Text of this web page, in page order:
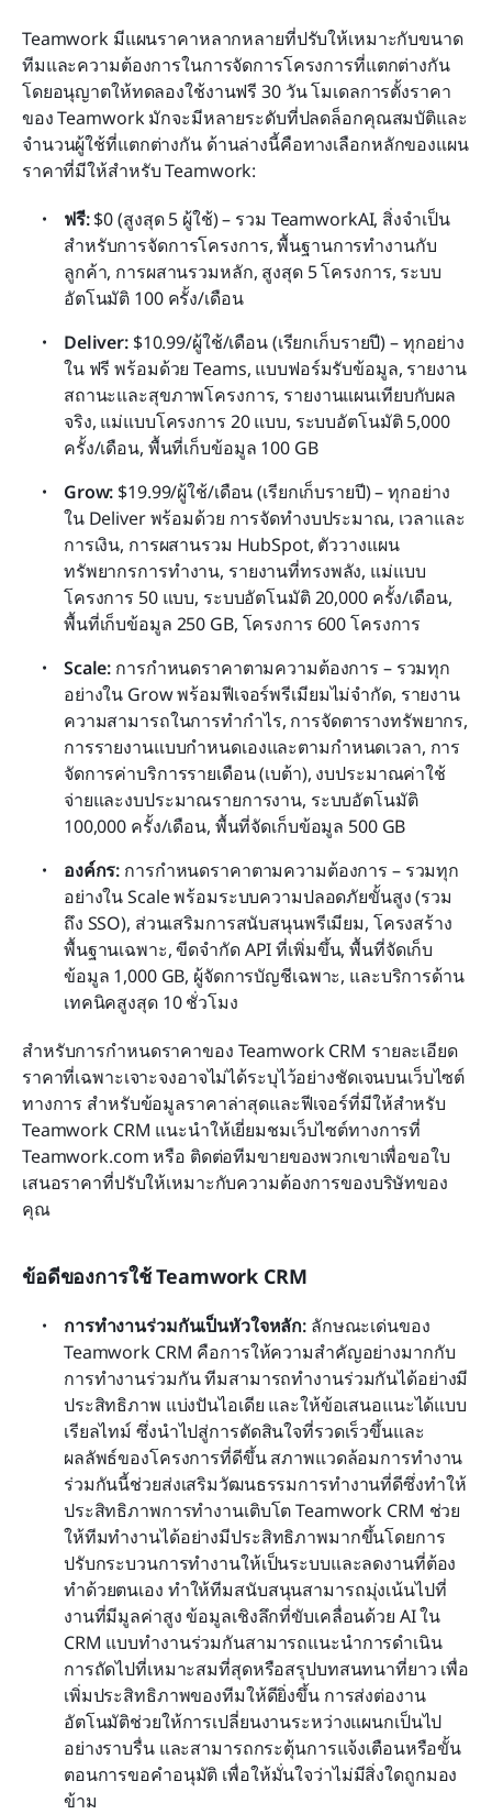
Teamwork มีแผนราคาหลากหลายที่ปรับให้เหมาะกับขนาด
ทีมและความต้องการในการจัดการโครงการที่แตกต่างกัน
โดยอนุญาตให้ทดลองใช้งานฟรี 30 วัน โมเดลการตั้งราคา
ของ Teamwork มักจะมีหลายระดับที่ปลดล็อกคุณสมบัติและ
จำนวนผู้ใช้ที่แตกต่างกัน ด้านล่างนี้คือทางเลือกหลักของแผน
ราคาที่มีให้สำหรับ Teamwork:
ฟรี: $0 (สูงสุด 5 ผู้ใช้) – รวม TeamworkAI, สิ่งจำเป็น
สำหรับการจัดการโครงการ, พื้นฐานการทำงานกับ
ลูกค้า, การผสานรวมหลัก, สูงสุด 5 โครงการ, ระบบ
อัตโนมัติ 100 ครั้ง/เดือน
Deliver: $10.99/ผู้ใช้/เดือน (เรียกเก็บรายปี) – ทุกอย่าง
ใน ฟรี พร้อมด้วย Teams, แบบฟอร์มรับข้อมูล, รายงาน
สถานะและสุขภาพโครงการ, รายงานแผนเทียบกับผล
จริง, แม่แบบโครงการ 20 แบบ, ระบบอัตโนมัติ 5,000
ครั้ง/เดือน, พื้นที่เก็บข้อมูล 100 GB
Grow: $19.99/ผู้ใช้/เดือน (เรียกเก็บรายปี) – ทุกอย่าง
ใน Deliver พร้อมด้วย การจัดทำงบประมาณ, เวลาและ
การเงิน, การผสานรวม HubSpot, ตัววางแผน
ทรัพยากรการทำงาน, รายงานที่ทรงพลัง, แม่แบบ
โครงการ 50 แบบ, ระบบอัตโนมัติ 20,000 ครั้ง/เดือน,
พื้นที่เก็บข้อมูล 250 GB, โครงการ 600 โครงการ
Scale: การกำหนดราคาตามความต้องการ – รวมทุก
อย่างใน Grow พร้อมฟีเจอร์พรีเมียมไม่จำกัด, รายงาน
ความสามารถในการทำกำไร, การจัดตารางทรัพยากร,
การรายงานแบบกำหนดเองและตามกำหนดเวลา, การ
จัดการค่าบริการรายเดือน (เบต้า), งบประมาณค่าใช้
จ่ายและงบประมาณรายการงาน, ระบบอัตโนมัติ
100,000 ครั้ง/เดือน, พื้นที่จัดเก็บข้อมูล 500 GB
องค์กร: การกำหนดราคาตามความต้องการ – รวมทุก
อย่างใน Scale พร้อมระบบความปลอดภัยขั้นสูง (รวม
ถึง SSO), ส่วนเสริมการสนับสนุนพรีเมียม, โครงสร้าง
พื้นฐานเฉพาะ, ขีดจำกัด API ที่เพิ่มขึ้น, พื้นที่จัดเก็บ
ข้อมูล 1,000 GB, ผู้จัดการบัญชีเฉพาะ, และบริการด้าน
เทคนิคสูงสุด 10 ชั่วโมง
สำหรับการกำหนดราคาของ Teamwork CRM รายละเอียด
ราคาที่เฉพาะเจาะจงอาจไม่ได้ระบุไว้อย่างชัดเจนบนเว็บไซต์
ทางการ สำหรับข้อมูลราคาล่าสุดและฟีเจอร์ที่มีให้สำหรับ
Teamwork CRM แนะนำให้เยี่ยมชมเว็บไซต์ทางการที่
Teamwork.com หรือ ติดต่อทีมขายของพวกเขาเพื่อขอใบ
เสนอราคาที่ปรับให้เหมาะกับความต้องการของบริษัทของ
คุณ
ข้อดีของการใช้ Teamwork CRM
การทำงานร่วมกันเป็นหัวใจหลัก: ลักษณะเด่นของ
Teamwork CRM คือการให้ความสำคัญอย่างมากกับ
การทำงานร่วมกัน ทีมสามารถทำงานร่วมกันได้อย่างมี
ประสิทธิภาพ แบ่งปันไอเดีย และให้ข้อเสนอแนะได้แบบ
เรียลไทม์ ซึ่งนำไปสู่การตัดสินใจที่รวดเร็วขึ้นและ
ผลลัพธ์ของโครงการที่ดีขึ้น สภาพแวดล้อมการทำงาน
ร่วมกันนี้ช่วยส่งเสริมวัฒนธรรมการทำงานที่ดีซึ่งทำให้
ประสิทธิภาพการทำงานเติบโต Teamwork CRM ช่วย
ให้ทีมทำงานได้อย่างมีประสิทธิภาพมากขึ้นโดยการ
ปรับกระบวนการทำงานให้เป็นระบบและลดงานที่ต้อง
ทำด้วยตนเอง ทำให้ทีมสนับสนุนสามารถมุ่งเน้นไปที่
งานที่มีมูลค่าสูง ข้อมูลเชิงลึกที่ขับเคลื่อนด้วย AI ใน
CRM แบบทำงานร่วมกันสามารถแนะนำการดำเนิน
การถัดไปที่เหมาะสมที่สุดหรือสรุปบทสนทนาที่ยาว เพื่อ
เพิ่มประสิทธิภาพของทีมให้ดียิ่งขึ้น การส่งต่องาน
อัตโนมัติช่วยให้การเปลี่ยนงานระหว่างแผนกเป็นไป
อย่างราบรื่น และสามารถกระตุ้นการแจ้งเตือนหรือขั้น
ตอนการขอคำอนุมัติ เพื่อให้มั่นใจว่าไม่มีสิ่งใดถูกมอง
ข้าม